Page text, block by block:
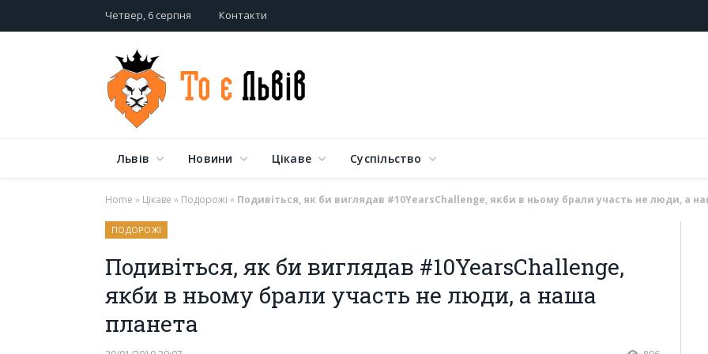
Четвер, 6 серпня Контакти
Львів Новини Цікаве Суспільство
Home » Цікаве » Подорожі » Подивіться, як би виглядав #10YearsChallenge, якби в ньому брали участь не люди, а
ПОДОРОЖІ
Подивіться, як би виглядав #10YearsChallenge,
якби в ньому брали участь не люди, а наша
планета